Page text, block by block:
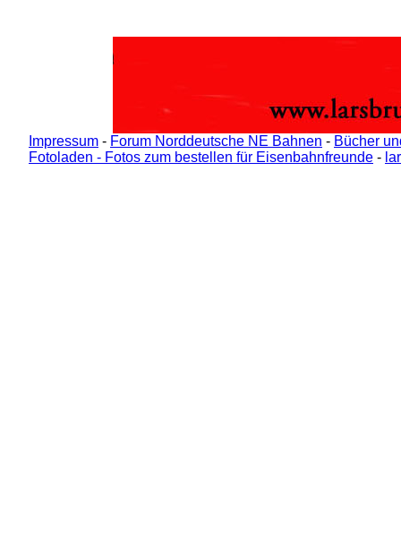
Impressum - Forum Norddeutsche NE Bahnen - Bücher
Fotoladen - Fotos zum bestellen für Eisenbahnfreunde -